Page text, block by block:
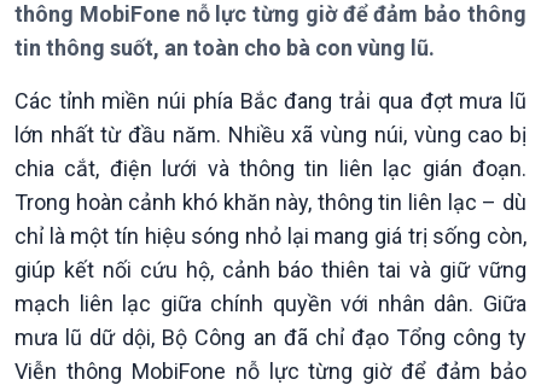
Giới thiệu
Thời sự
Thời sự 6h
Thời sự 12h
Thời sự 18h
Thời sự 21h30
Bản tin
Chuyên mục
Theo dòng Thời sự
thông MobiFone nỗ lực từng giờ để đảm bảo thông
tin thông suốt, an toàn cho bà con vùng lũ.
Các tỉnh miền núi phía Bắc đang trải qua đợt mưa lũ
lớn nhất từ đầu năm. Nhiều xã vùng núi, vùng cao bị
chia cắt, điện lưới và thông tin liên lạc gián đoạn.
Trong hoàn cảnh khó khăn này, thông tin liên lạc – dù
chỉ là một tín hiệu sóng nhỏ lại mang giá trị sống còn,
giúp kết nối cứu hộ, cảnh báo thiên tai và giữ vững
mạch liên lạc giữa chính quyền với nhân dân. Giữa
mưa lũ dữ dội, Bộ Công an đã chỉ đạo Tổng công ty
Viễn thông MobiFone nỗ lực từng giờ để đảm bảo